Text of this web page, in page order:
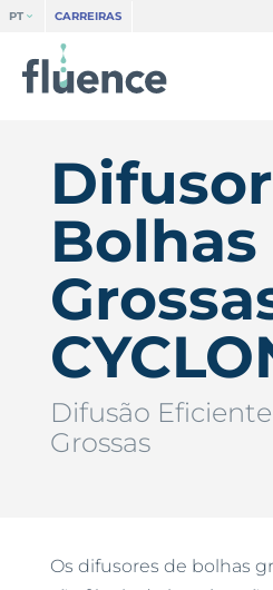
PT CARREIRAS
Bolhas
Difusão
Grossas
Os difusores de bolhas